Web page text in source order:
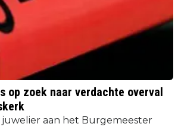
op zoek naar verdachte overval
juwelier aan het Burgemeester